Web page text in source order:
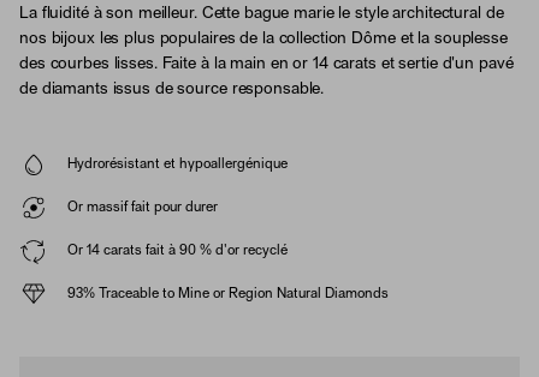
La fluidité à son meilleur. Cette bague marie le style architectural de
nos bijoux les plus populaires de la collection Dôme et la souplesse
des courbes lisses. Faite à la main en or 14 carats et sertie d'un pavé
de diamants issus de source responsable.
Hydrorésistant et hypoallergénique
Or massif fait pour durer
Or 14 carats fait à 90 % d'or recyclé
93% Traceable to Mine or Region Natural Diamonds